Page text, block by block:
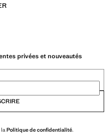
privées et nouveautés
Politique de confidentialité.